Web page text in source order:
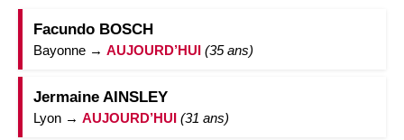
Facundo BOSCH
Bayonne → AUJOURD’HUI (35 ans)
Jermaine AINSLEY
Lyon → AUJOURD’HUI (31 ans)